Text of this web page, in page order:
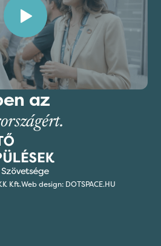
az
Kft.Web design: DOTSPACE.HU